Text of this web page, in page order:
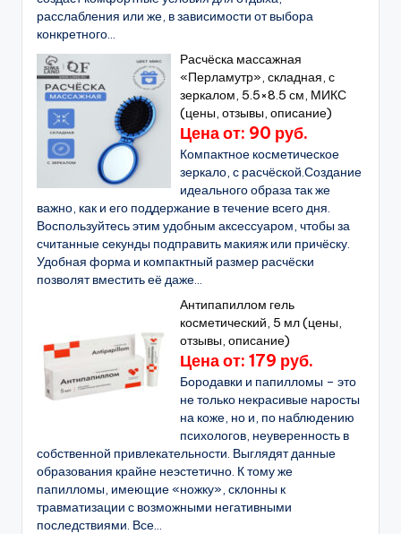
расслабления или же, в зависимости от выбора
конкретного...
Расчёска массажная
«Перламутр», складная, с
зеркалом, 5.5×8.5 см, МИКС
(цены, отзывы, описание)
Цена от: 90 руб.
Компактное косметическое
зеркало, с расчёской.Создание
идеального образа так же
важно, как и его поддержание в течение всего дня.
Воспользуйтесь этим удобным аксессуаром, чтобы за
считанные секунды подправить макияж или причёску.
Удобная форма и компактный размер расчёски
позволят вместить её даже...
Антипапиллом гель
косметический, 5 мл (цены,
отзывы, описание)
Цена от: 179 руб.
Бородавки и папилломы – это
не только некрасивые наросты
на коже, но и, по наблюдению
психологов, неуверенность в
собственной привлекательности. Выглядят данные
образования крайне неэстетично. К тому же
папилломы, имеющие «ножку», склонны к
травматизации с возможными негативными
последствиями. Все...